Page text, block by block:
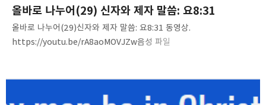
올바로 나누어(29) 신자와 제자 말씀: 요8:31
올바로 나누어(29)신자와 제자 말씀: 요8:31 동영상.
https://youtu.be/rA8aoMOVJZw음성 파일
치르셨습니다. 제자가 되는데는 값비싼 대가를 지불해야 합니다